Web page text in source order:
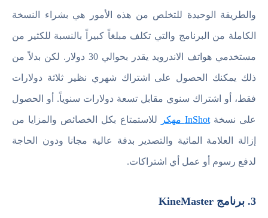
والطريقة الوحيدة للتخلص من هذه الأمور هي بشراء النسخة
الكاملة من البرنامج والتي تكلف مبلغاً كبيراً بالنسبة للكثير من
مستخدمي هواتف الاندرويد يقدر بحوالي 30 دولار. لكن بدلاً من
ذلك يمكنك الحصول على اشتراك شهري نظير ثلاثة دولارات
فقط، أو اشتراك سنوي مقابل تسعة دولارات سنوياً. أو الحصول
على نسخةInShot مهكر للاستمتاع بكل الخصائص والمزايا من
إزالة العلامة المائية والتصدير بدقة عالية مجانا ودون الحاجة
لدفع رسوم أو عمل أي اشتراكات.
3. برنامج KineMaster